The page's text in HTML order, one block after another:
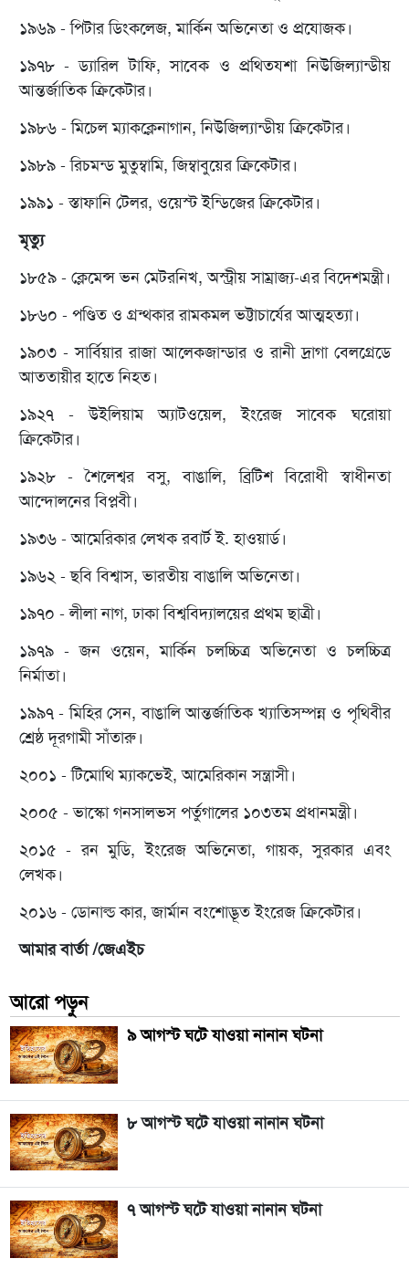
১৯৬৯ - পিটার ডিংকলেজ, মার্কিন অভিনেতা ও প্রযোজক।
১৯৭৮ - ড্যারিল টাফি, সাবেক ও প্রথিতযশা নিউজিল্যান্ডীয়
আন্তর্জাতিক ক্রিকেটার।
১৯৮৬ - মিচেল ম্যাকক্লেনাগান, নিউজিল্যান্ডীয় ক্রিকেটার।
১৯৮৯ - রিচমন্ড মুতুম্বামি, জিম্বাবুয়ের ক্রিকেটার।
১৯৯১ - স্তাফানি টেলর, ওয়েস্ট ইন্ডিজের ক্রিকেটার।
মৃত্যু
১৮৫৯ - ক্লেমেন্স ভন মেটরনিখ, অস্ট্রীয় সাম্রাজ্য-এর বিদেশমন্ত্রী।
১৮৬০ - পণ্ডিত ও গ্রন্থকার রামকমল ভট্টাচার্যের আত্মহত্যা।
১৯০৩ - সার্বিয়ার রাজা আলেকজান্ডার ও রানী দ্রাগা বেলগ্রেডে
আততায়ীর হাতে নিহত।
১৯২৭ - উইলিয়াম অ্যাটওয়েল, ইংরেজ সাবেক ঘরোয়া
ক্রিকেটার।
১৯২৮ - শৈলেশ্বর বসু, বাঙালি, ব্রিটিশ বিরোধী স্বাধীনতা
আন্দোলনের বিপ্লবী।
১৯৩৬ - আমেরিকার লেখক রবার্ট ই. হাওয়ার্ড।
১৯৬২ - ছবি বিশ্বাস, ভারতীয় বাঙালি অভিনেতা।
১৯৭০ - লীলা নাগ, ঢাকা বিশ্ববিদ্যালয়ের প্রথম ছাত্রী।
১৯৭৯ - জন ওয়েন, মার্কিন চলচ্চিত্র অভিনেতা ও চলচ্চিত্র
নির্মাতা।
১৯৯৭ - মিহির সেন, বাঙালি আন্তর্জাতিক খ্যাতিসম্পন্ন ও পৃথিবীর
শ্রেষ্ঠ দূরগামী সাঁতারু।
২০০১ - টিমোথি ম্যাকভেই, আমেরিকান সন্ত্রাসী।
২০০৫ - ভাস্কো গনসালভস পর্তুগালের ১০৩তম প্রধানমন্ত্রী।
২০১৫ - রন মুডি, ইংরেজ অভিনেতা, গায়ক, সুরকার এবং
লেখক।
২০১৬ - ডোনাল্ড কার, জার্মান বংশোদ্ভূত ইংরেজ ক্রিকেটার।
আমার বার্তা /জেএইচ
আরো পড়ুন
৯ আগস্ট ঘটে যাওয়া নানান ঘটনা
৮ আগস্ট ঘটে যাওয়া নানান ঘটনা
৭ আগস্ট ঘটে যাওয়া নানান ঘটনা